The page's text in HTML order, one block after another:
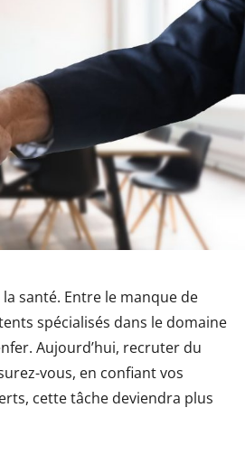
santé. Entre le manque de
spécialisés dans le domaine
Aujourd’hui, recruter du
vous, en confiant vos
cette tâche deviendra plus